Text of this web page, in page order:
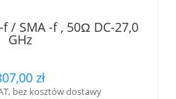
/ SMA -f , 50Ω DC-27,0
GHz
zł
bez kosztów dostawy